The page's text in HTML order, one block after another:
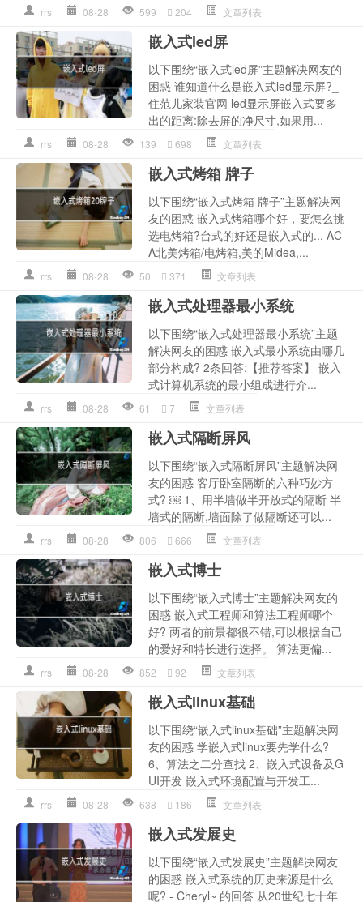
rrs 08-28 599 204 文章列表
嵌入式led屏
以下围绕“嵌入式led屏”主题解决网友的
困惑 谁知道什么是嵌入式led显示屏?_
住范儿家装官网 led显示屏嵌入式要多
出的距离:除去屏的净尺寸,如果用...
rrs 08-28 139 698 文章列表
嵌入式烤箱 牌子
以下围绕“嵌入式烤箱 牌子”主题解决网
友的困惑 嵌入式烤箱哪个好，要怎么挑
选电烤箱?台式的好还是嵌入式的... AC
A北美烤箱/电烤箱,美的Midea,...
rrs 08-28 50 371 文章列表
嵌入式处理器最小系统
以下围绕“嵌入式处理器最小系统”主题
解决网友的困惑 嵌入式最小系统由哪几
部分构成? 2条回答:【推荐答案】 嵌入
式计算机系统的最小组成进行介...
rrs 08-28 61 7 文章列表
嵌入式隔断屏风
以下围绕“嵌入式隔断屏风”主题解决网
友的困惑 客厅卧室隔断的六种巧妙方
式? ￼ 1、用半墙做半开放式的隔断 半
墙式的隔断,墙面除了做隔断还可以...
rrs 08-28 806 666 文章列表
嵌入式博士
以下围绕“嵌入式博士”主题解决网友的
困惑 嵌入式工程师和算法工程师哪个
好? 两者的前景都很不错,可以根据自己
的爱好和特长进行选择。 算法更偏...
rrs 08-28 852 92 文章列表
嵌入式linux基础
以下围绕“嵌入式linux基础”主题解决网
友的困惑 学嵌入式linux要先学什么?
6、算法之二分查找 2、嵌入式设备及G
UI开发 嵌入式环境配置与开发工...
rrs 08-28 638 186 文章列表
嵌入式发展史
以下围绕“嵌入式发展史”主题解决网友
的困惑 嵌入式系统的历史来源是什么
呢? - Cheryl~ 的回答 从20世纪七十年